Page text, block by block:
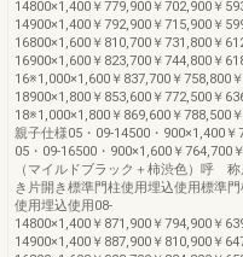
14800×1,400￥779,900￥702,900￥
14900×1,400￥792,900￥715,900￥
16800×1,600￥810,700￥731,800￥
16900×1,600￥823,700￥744,800￥
16※1,000×1,600￥837,700￥758,800
18900×1,800￥853,600￥772,500￥
18※1,000×1,800￥869,600￥788,500
親子仕様05・09-14500・900×1,400
05・09-16500・900×1,600￥764,700
（マイルドブラック＋柿渋色）呼
き片開き標準門柱使用埋込使用標準
使用埋込使用08-
14800×1,400￥871,900￥794,900￥
14900×1,400￥887,900￥810,900￥